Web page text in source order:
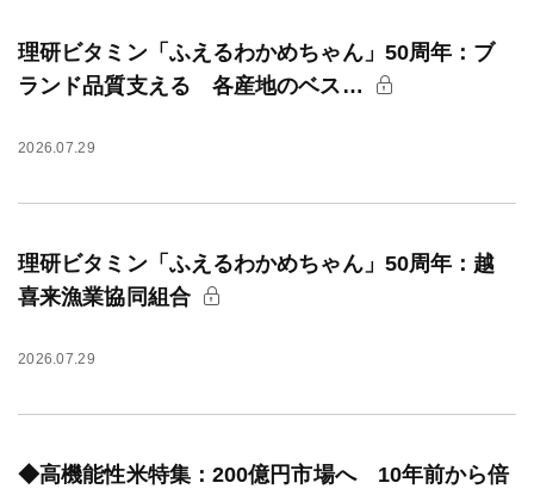
理研ビタミン「ふえるわかめちゃん」50周年：ブ
ランド品質支える 各産地のベス…
2026.07.29
理研ビタミン「ふえるわかめちゃん」50周年：越
喜来漁業協同組合
2026.07.29
◆高機能性米特集：200億円市場へ 10年前から倍